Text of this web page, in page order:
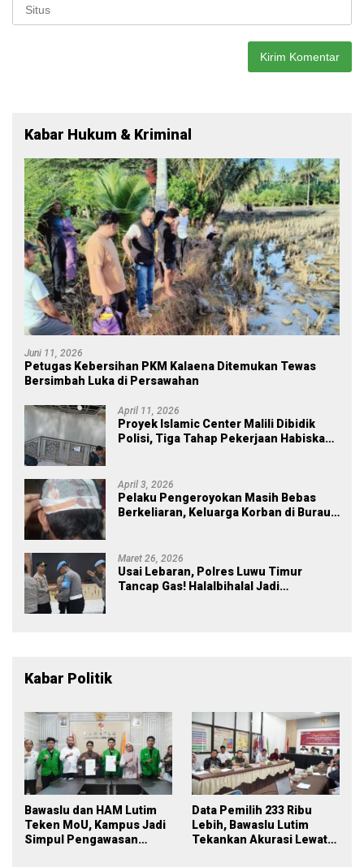
Kabar Hukum & Kriminal
Juni 11, 2026
Petugas Kebersihan PKM Kalaena Ditemukan Tewas
Bersimbah Luka di Persawahan
April 11, 2026
Proyek Islamic Center Malili Dibidik
Polisi, Tiga Tahap Pekerjaan Habiskan
April 3, 2026
Pelaku Pengeroyokan Masih Bebas
Berkeliaran, Keluarga Korban di Burau
Maret 26, 2026
Usai Lebaran, Polres Luwu Timur
Tancap Gas! Halalbihalal Jadi
Kabar Politik
Bawaslu dan HAM Lutim
Teken MoU, Kampus Jadi
Simpul Pengawasan
Data Pemilih 233 Ribu
Lebih, Bawaslu Lutim
Tekankan Akurasi Lewat